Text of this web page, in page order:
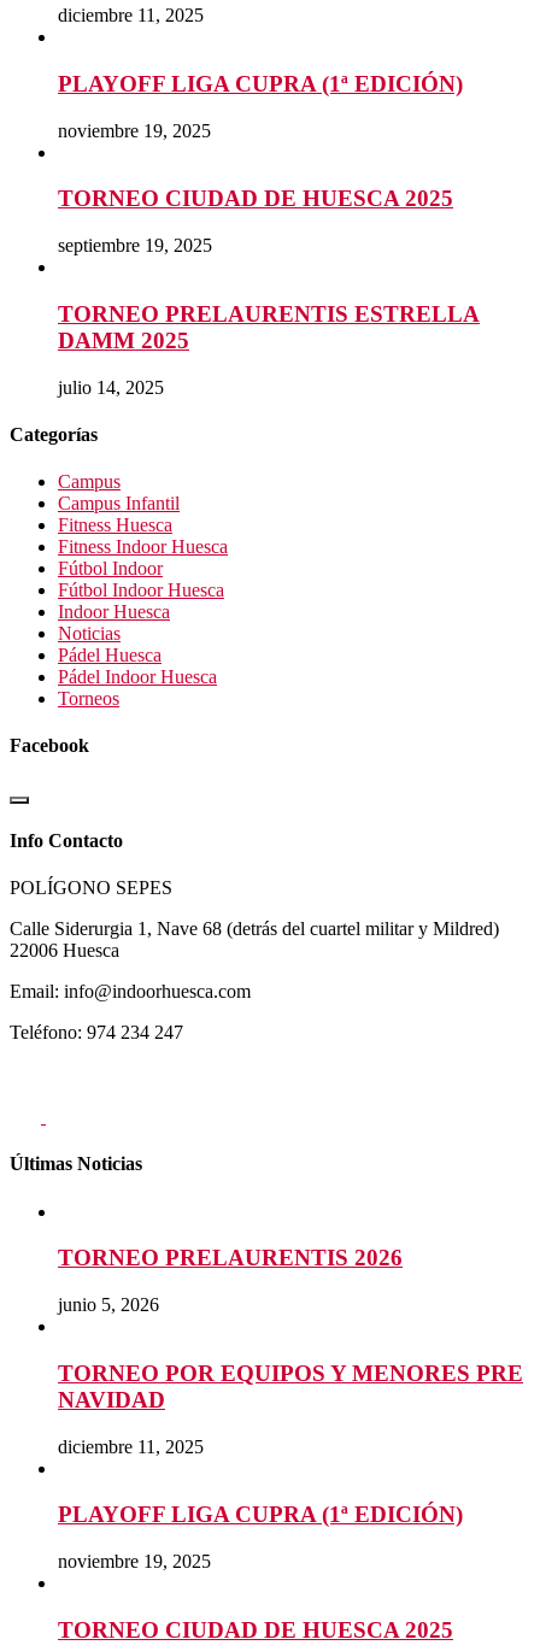
diciembre 11, 2025
PLAYOFF LIGA CUPRA (1ª EDICIÓN)
noviembre 19, 2025
TORNEO CIUDAD DE HUESCA 2025
septiembre 19, 2025
TORNEO PRELAURENTIS ESTRELLA
DAMM 2025
julio 14, 2025
Categorías
Campus
Campus Infantil
Fitness Huesca
Fitness Indoor Huesca
Fútbol Indoor
Fútbol Indoor Huesca
Indoor Huesca
Noticias
Pádel Huesca
Pádel Indoor Huesca
Torneos
Facebook
Info Contacto
POLÍGONO SEPES
Calle Siderurgia 1, Nave 68 (detrás del cuartel militar y Mildred)
22006 Huesca
Email: info@indoorhuesca.com
Teléfono: 974 234 247
Últimas Noticias
TORNEO PRELAURENTIS 2026
junio 5, 2026
TORNEO POR EQUIPOS Y MENORES PRE
NAVIDAD
diciembre 11, 2025
PLAYOFF LIGA CUPRA (1ª EDICIÓN)
noviembre 19, 2025
TORNEO CIUDAD DE HUESCA 2025